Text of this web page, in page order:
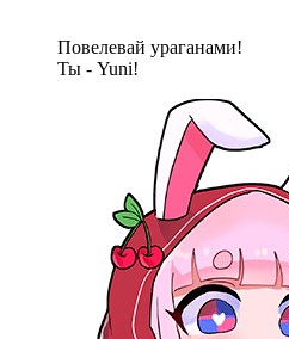
Повелевай ураганами!
Ты - Yuni!